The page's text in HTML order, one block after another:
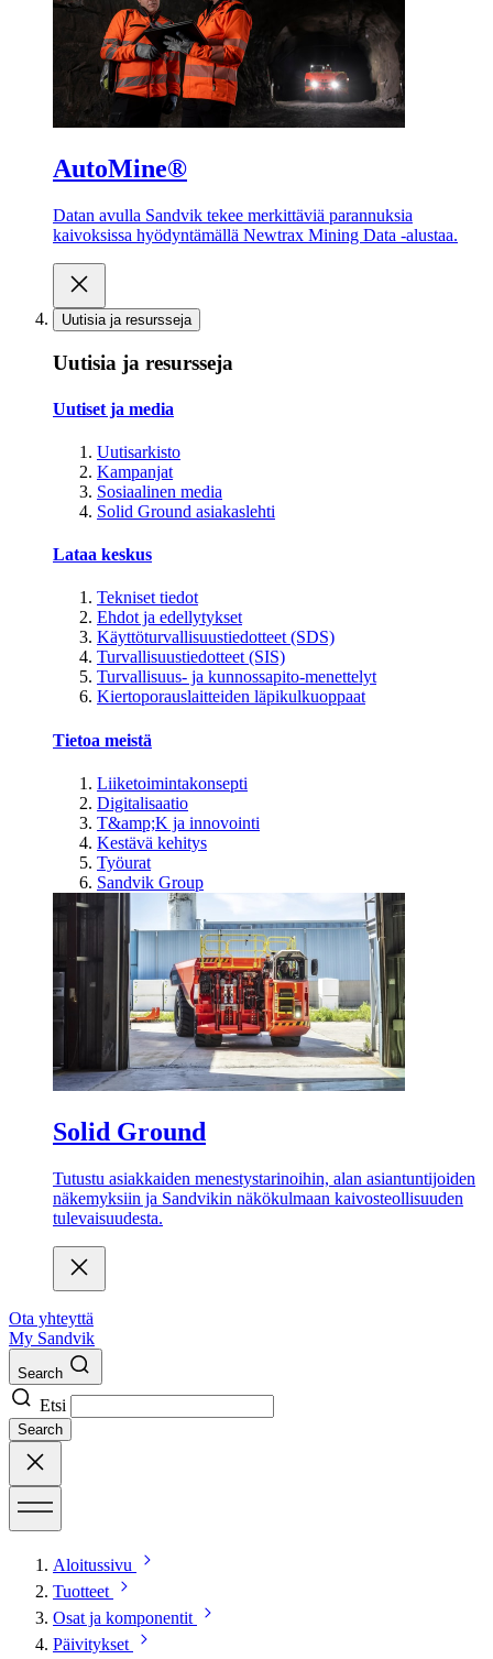
AutoMine®
Datan avulla Sandvik tekee merkittäviä parannuksia
kaivoksissa hyödyntämällä Newtrax Mining Data -alustaa.
Uutisia ja resursseja
Uutisia ja resursseja
Uutiset ja media
Uutisarkisto
Kampanjat
Sosiaalinen media
Solid Ground asiakaslehti
Lataa keskus
Tekniset tiedot
Ehdot ja edellytykset
Käyttöturvallisuustiedotteet (SDS)
Turvallisuustiedotteet (SIS)
Turvallisuus- ja kunnossapito-menettelyt
Kiertoporauslaitteiden läpikulkuoppaat
Tietoa meistä
Liiketoimintakonsepti
Digitalisaatio
T&amp;K ja innovointi
Kestävä kehitys
Työurat
Sandvik Group
Solid Ground
Tutustu asiakkaiden menestystarinoihin, alan asiantuntijoiden
näkemyksiin ja Sandvikin näkökulmaan kaivosteollisuuden
tulevaisuudesta.
Ota yhteyttä
My Sandvik
Search
Etsi
Search
Aloitussivu
Tuotteet
Osat ja komponentit
Päivitykset